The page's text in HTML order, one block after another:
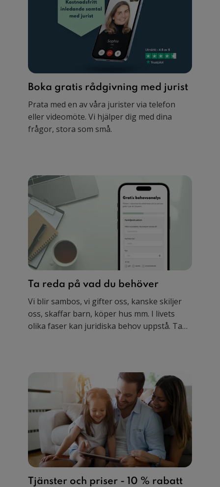
Boka gratis rådgivning med jurist
Prata med en av våra jurister via telefon
eller videomöte. Vi hjälper dig med dina
frågor, stora som små.
Ta reda på vad du behöver
Vi blir sambos, vi gifter oss, kanske skiljer
oss, skaffar barn, köper hus mm. I livets
olika faser kan juridiska behov uppstå. Ta
Tjänster och priser - 10 % rabatt